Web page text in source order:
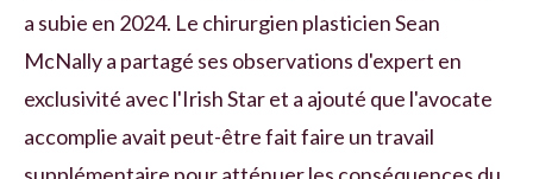
a subie en 2024. Le chirurgien plasticien Sean
McNally a partagé ses observations d'expert en
exclusivité avec l'Irish Star et a ajouté que l'avocate
accomplie avait peut-être fait faire un travail